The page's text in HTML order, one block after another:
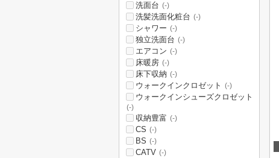
洗面台 (-)
洗髪洗面化粧台 (-)
シャワー (-)
独立洗面台 (-)
エアコン (-)
床暖房 (-)
床下収納 (-)
ウォークインクロゼット (-)
ウォークインシューズクロゼット
(-)
収納豊富 (-)
CS (-)
BS (-)
CATV (-)